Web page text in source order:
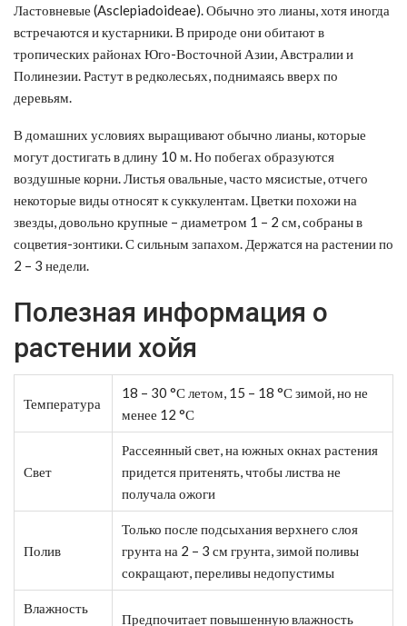
Ластовневые (Asclepiadoideae). Обычно это лианы, хотя иногда
встречаются и кустарники. В природе они обитают в
тропических районах Юго-Восточной Азии, Австралии и
Полинезии. Растут в редколесьях, поднимаясь вверх по
деревьям.
В домашних условиях выращивают обычно лианы, которые
могут достигать в длину 10 м. Но побегах образуются
воздушные корни. Листья овальные, часто мясистые, отчего
некоторые виды относят к суккулентам. Цветки похожи на
звезды, довольно крупные – диаметром 1 – 2 см, собраны в
соцветия-зонтики. С сильным запахом. Держатся на растении по
2 – 3 недели.
Полезная информация о
растении хойя
Температура
18 – 30 °С летом, 15 – 18 °С зимой, но не
менее 12 °С
Свет
Рассеянный свет, на южных окнах растения
придется притенять, чтобы листва не
получала ожоги
Полив
Только после подсыхания верхнего слоя
грунта на 2 – 3 см грунта, зимой поливы
сокращают, переливы недопустимы
Влажность
Предпочитает повышенную влажность